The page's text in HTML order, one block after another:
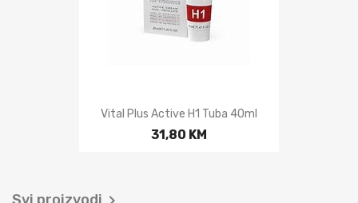
Vital Plus Active H1 Tuba 40ml
31,80 KM